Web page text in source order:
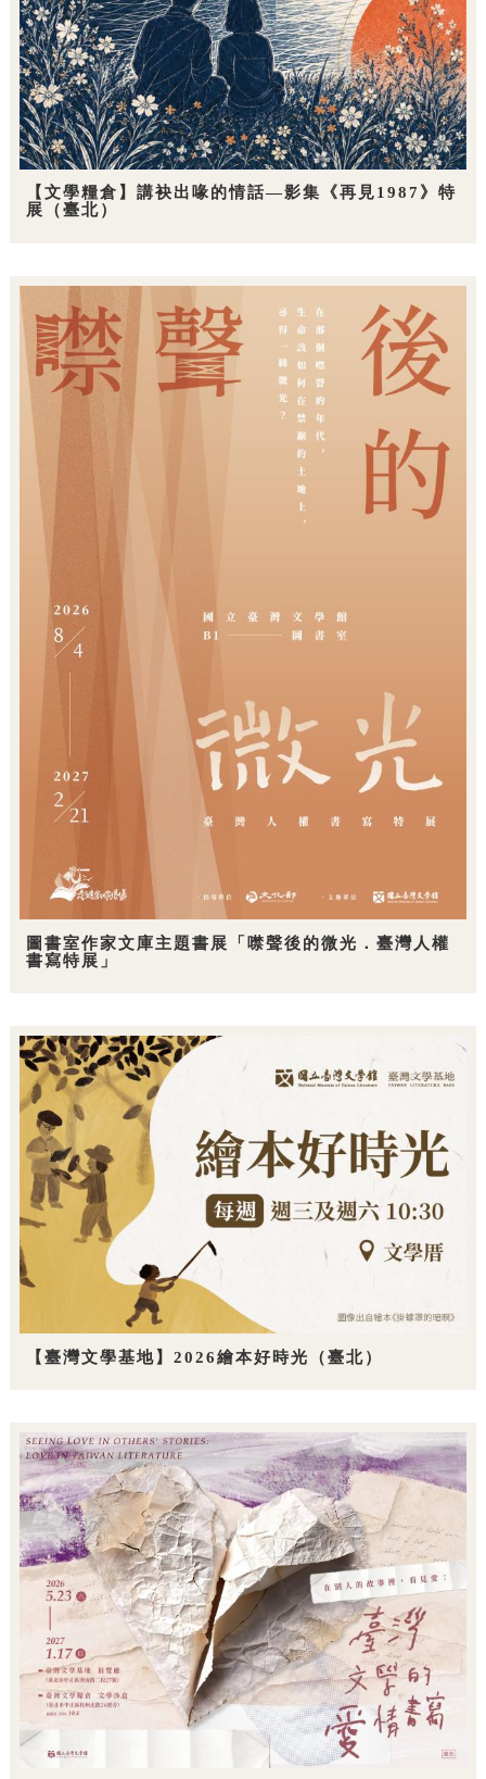
【文學糧倉】講袂出喙的情話—影集《再見1987》特
展（臺北）
圖書室作家文庫主題書展「噤聲後的微光．臺灣人權
書寫特展」
【臺灣文學基地】2026繪本好時光（臺北）